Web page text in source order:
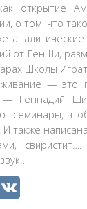
открытие
о том, что
от ГенШи,
Школы
— это
— Геннадий
семинары,
И также